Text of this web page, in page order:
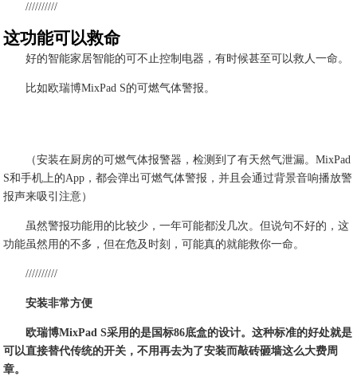
//////////
这功能可以救命
好的智能家居智能的可不止控制电器，有时候甚至可以救人一命。
比如欧瑞博MixPad S的可燃气体警报。
（安装在厨房的可燃气体报警器，检测到了有天然气泄漏。MixPad
S和手机上的App，都会弹出可燃气体警报，并且会通过背景音响播放警
报声来吸引注意）
虽然警报功能用的比较少，一年可能都没几次。但说句不好的，这
功能虽然用的不多，但在危及时刻，可能真的就能救你一命。
//////////
安装非常方便
欧瑞博MixPad S采用的是国标86底盒的设计。这种标准的好处就是
可以直接替代传统的开关，不用再去为了安装而敲砖砸墙这么大费周
章。